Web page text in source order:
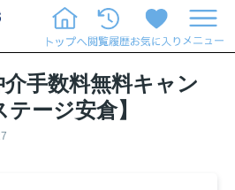
介手数料無料キャン
ージ安倉】